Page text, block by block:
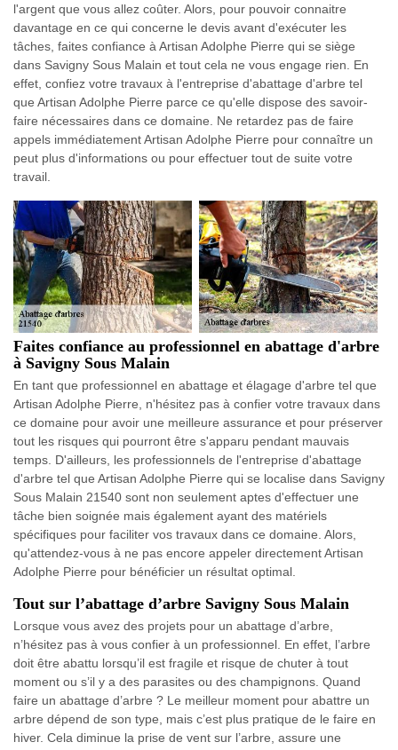
l'argent que vous allez coûter. Alors, pour pouvoir connaitre
davantage en ce qui concerne le devis avant d'exécuter les
tâches, faites confiance à Artisan Adolphe Pierre qui se siège
dans Savigny Sous Malain et tout cela ne vous engage rien. En
effet, confiez votre travaux à l'entreprise d'abattage d'arbre tel
que Artisan Adolphe Pierre parce ce qu'elle dispose des savoir-
faire nécessaires dans ce domaine. Ne retardez pas de faire
appels immédiatement Artisan Adolphe Pierre pour connaître un
peut plus d'informations ou pour effectuer tout de suite votre
travail.
Faites confiance au professionnel en abattage d'arbre
à Savigny Sous Malain
En tant que professionnel en abattage et élagage d'arbre tel que
Artisan Adolphe Pierre, n'hésitez pas à confier votre travaux dans
ce domaine pour avoir une meilleure assurance et pour préserver
tout les risques qui pourront être s'apparu pendant mauvais
temps. D'ailleurs, les professionnels de l'entreprise d'abattage
d'arbre tel que Artisan Adolphe Pierre qui se localise dans Savigny
Sous Malain 21540 sont non seulement aptes d'effectuer une
tâche bien soignée mais également ayant des matériels
spécifiques pour faciliter vos travaux dans ce domaine. Alors,
qu'attendez-vous à ne pas encore appeler directement Artisan
Adolphe Pierre pour bénéficier un résultat optimal.
Tout sur l’abattage d’arbre Savigny Sous Malain
Lorsque vous avez des projets pour un abattage d’arbre,
n’hésitez pas à vous confier à un professionnel. En effet, l’arbre
doit être abattu lorsqu’il est fragile et risque de chuter à tout
moment ou s’il y a des parasites ou des champignons. Quand
faire un abattage d’arbre ? Le meilleur moment pour abattre un
arbre dépend de son type, mais c’est plus pratique de le faire en
hiver. Cela diminue la prise de vent sur l’arbre, assure une